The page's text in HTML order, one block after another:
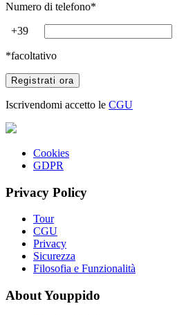
Numero di telefono*
+39
*facoltativo
Iscrivendomi accetto le CGU
Cookies
GDPR
Privacy Policy
Tour
CGU
Privacy
Sicurezza
Filosofia e Funzionalità
About Youppido